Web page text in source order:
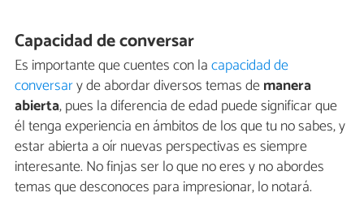
Capacidad de conversar
Es importante que cuentes con lacapacidad de
conversary de abordar diversos temas demanera
abierta, pues la diferencia de edad puede significar que
él tenga experiencia en ámbitos de los que tu no sabes, y
estar abierta a oír nuevas perspectivas es siempre
interesante. No finjas ser lo que no eres y no abordes
temas que desconoces para impresionar, lo notará.